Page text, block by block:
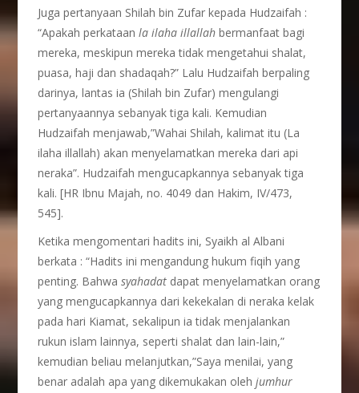
Juga pertanyaan Shilah bin Zufar kepada Hudzaifah :
“Apakah perkataanla ilaha illallah bermanfaat bagi
mereka, meskipun mereka tidak mengetahui shalat,
puasa, haji dan shadaqah?” Lalu Hudzaifah berpaling
darinya, lantas ia (Shilah bin Zufar) mengulangi
pertanyaannya sebanyak tiga kali. Kemudian
Hudzaifah menjawab,”Wahai Shilah, kalimat itu (La
ilaha illallah) akan menyelamatkan mereka dari api
neraka”. Hudzaifah mengucapkannya sebanyak tiga
kali. [HR Ibnu Majah, no. 4049 dan Hakim, IV/473,
545].
Ketika mengomentari hadits ini, Syaikh al Albani
berkata : “Hadits ini mengandung hukum fiqih yang
penting. Bahwasyahadat dapat menyelamatkan orang
yang mengucapkannya dari kekekalan di neraka kelak
pada hari Kiamat, sekalipun ia tidak menjalankan
rukun islam lainnya, seperti shalat dan lain-lain,”
kemudian beliau melanjutkan,”Saya menilai, yang
benar adalah apa yang dikemukakan olehjumhur